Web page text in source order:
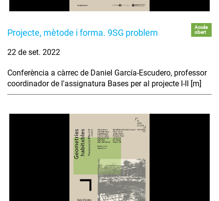
Projecte, mètode i forma. 9SG problem
Accés
obert
22 de set. 2022
Conferència a càrrec de Daniel García-Escudero, professor
coordinador de l'assignatura Bases per al projecte I-II [m]